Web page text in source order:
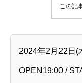
この記
2024年2月22日(
OPEN19:00 /